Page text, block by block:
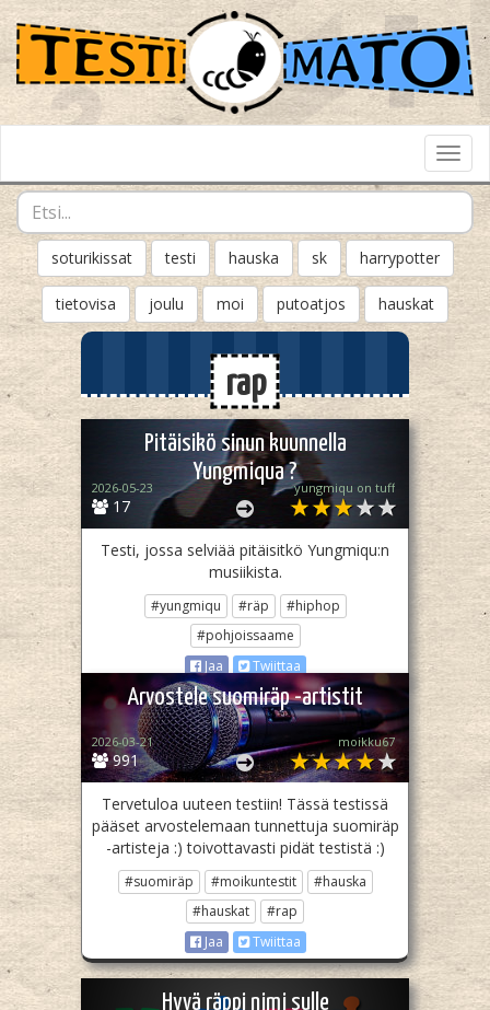
soturikissat testi hauska sk harrypotter
tietovisa joulu moi putoatjos hauskat
rap
Pitäisikö sinun kuunnella
Yungmiqua ?
17
2026-05-23 yungmiqu on tuff
Testi, jossa selviää pitäisitkö Yungmiqu:n
musiikista.
#yungmiqu #räp
#hiphop
#pohjoissaame
Jaa
Twiittaa
Arvostele suomiräp -artistit
991
2026-03-21 moikku67
Tervetuloa uuteen testiin! Tässä testissä
pääset arvostelemaan tunnettuja suomiräp
-artisteja :) toivottavasti pidät testistä :)
#suomiräp #moikuntestit
#hauska
#hauskat
#rap
Jaa
Twiittaa
Hyvä räppi nimi sulle